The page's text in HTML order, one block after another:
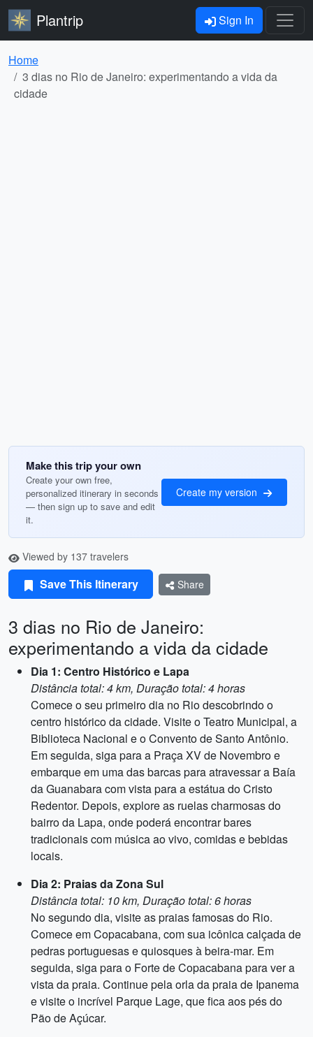
Plantrip Sign In
Home
3 dias no Rio de Janeiro: experimentando a vida da
cidade
Make this trip your own
Create your own free,
personalized itinerary in seconds
— then sign up to save and edit
it.
Create my version
Viewed by 137 travelers
Save This Itinerary Share
3 dias no Rio de Janeiro:
experimentando a vida da cidade
Dia 1: Centro Histórico e Lapa
Distância total: 4 km, Duração total: 4 horas
Comece o seu primeiro dia no Rio descobrindo o
centro histórico da cidade. Visite o Teatro Municipal, a
Biblioteca Nacional e o Convento de Santo Antônio.
Em seguida, siga para a Praça XV de Novembro e
embarque em uma das barcas para atravessar a Baía
da Guanabara com vista para a estátua do Cristo
Redentor. Depois, explore as ruelas charmosas do
bairro da Lapa, onde poderá encontrar bares
tradicionais com música ao vivo, comidas e bebidas
locais.
Dia 2: Praias da Zona Sul
Distância total: 10 km, Duração total: 6 horas
No segundo dia, visite as praias famosas do Rio.
Comece em Copacabana, com sua icônica calçada de
pedras portuguesas e quiosques à beira-mar. Em
seguida, siga para o Forte de Copacabana para ver a
vista da praia. Continue pela orla da praia de Ipanema
e visite o incrível Parque Lage, que fica aos pés do
Pão de Açúcar.